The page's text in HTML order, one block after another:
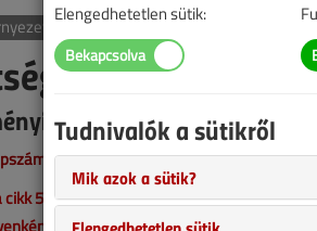
készítés
adatbázis,
| Lantos Tivadar Szemán
cikk 5 éve frissült utoljára. A benne
hiányos lehet (képek, táblázatok stb.).
Elengedhetetlen sütik:
Tudnivalók a sütikről
Mik azok a sütik?